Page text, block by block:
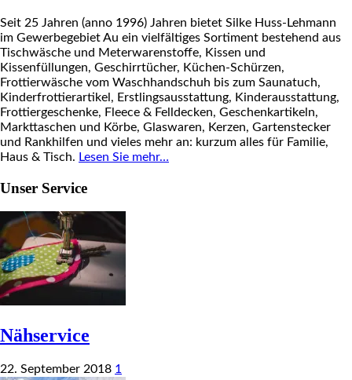
Seit 25 Jahren (anno 1996) Jahren bietet Silke Huss-Lehmann
im Gewerbegebiet Au ein vielfältiges Sortiment bestehend aus
Tischwäsche und Meterwarenstoffe, Kissen und
Kissenfüllungen, Geschirrtücher, Küchen-Schürzen,
Frottierwäsche vom Waschhandschuh bis zum Saunatuch,
Kinderfrottierartikel, Erstlingsausstattung, Kinderausstattung,
Frottiergeschenke, Fleece & Felldecken, Geschenkartikeln,
Markttaschen und Körbe, Glaswaren, Kerzen, Gartenstecker
und Rankhilfen und vieles mehr an: kurzum alles für Familie,
Haus & Tisch. Lesen Sie mehr…
Unser Service
Nähservice
22. September 2018 1